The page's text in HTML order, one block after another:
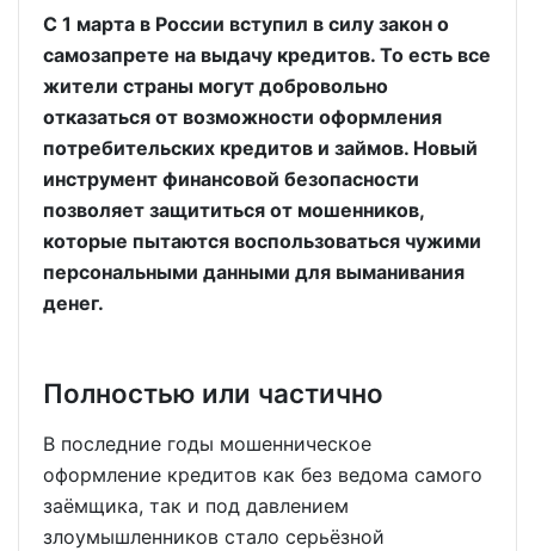
С 1 марта в России вступил в силу закон о
самозапрете на выдачу кредитов. То есть все
жители страны могут добровольно
отказаться от возможности оформления
потребительских кредитов и займов. Новый
инструмент финансовой безопасности
позволяет защититься от мошенников,
которые пытаются воспользоваться чужими
персональными данными для выманивания
денег.
Полностью или частично
В последние годы мошенническое
оформление кредитов как без ведома самого
заёмщика, так и под давлением
злоумышленников стало серьёзной